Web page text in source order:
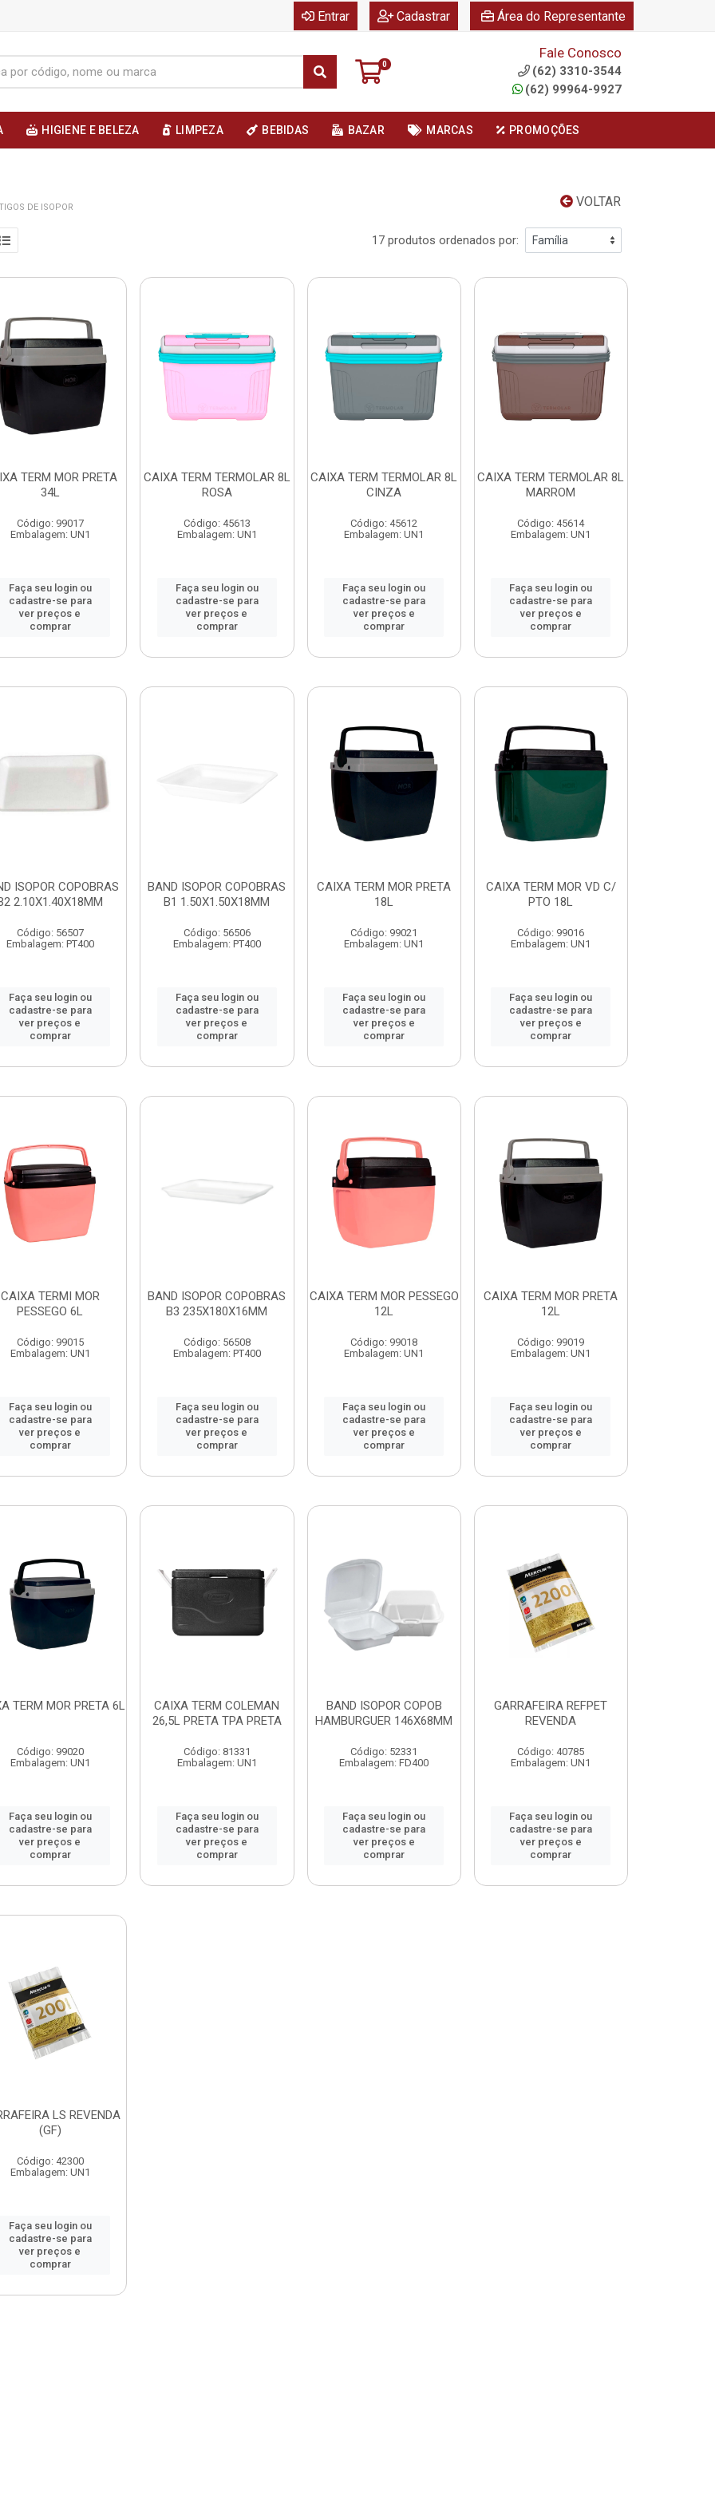
Entrar Cadastrar Área do Representante
0
Fale Conosco
(62) 3310-3544
(62) 99964-9927
HIGIENE E BELEZA LIMPEZA BEBIDAS BAZAR MARCAS PROMOÇÕES
VOLTAR
DE ISOPOR
17 produtos ordenados por:
TERM MOR PRETA
34L
Código: 99017
Embalagem: UN1
Faça seu login ou
cadastre-se para
ver preços e
comprar
CAIXA TERM TERMOLAR 8L
ROSA
Código: 45613
Embalagem: UN1
Faça seu login ou
cadastre-se para
ver preços e
comprar
CAIXA TERM TERMOLAR 8L
CINZA
Código: 45612
Embalagem: UN1
Faça seu login ou
cadastre-se para
ver preços e
comprar
CAIXA TERM TERMOLAR 8L
MARROM
Código: 45614
Embalagem: UN1
Faça seu login ou
cadastre-se para
ver preços e
comprar
ISOPOR COPOBRAS
2.10X1.40X18MM
Código: 56507
Embalagem: PT400
Faça seu login ou
cadastre-se para
ver preços e
comprar
BAND ISOPOR COPOBRAS
B1 1.50X1.50X18MM
Código: 56506
Embalagem: PT400
Faça seu login ou
cadastre-se para
ver preços e
comprar
CAIXA TERM MOR PRETA
18L
Código: 99021
Embalagem: UN1
Faça seu login ou
cadastre-se para
ver preços e
comprar
CAIXA TERM MOR VD C/
PTO 18L
Código: 99016
Embalagem: UN1
Faça seu login ou
cadastre-se para
ver preços e
comprar
CAIXA TERMI MOR
PESSEGO 6L
Código: 99015
Embalagem: UN1
Faça seu login ou
cadastre-se para
ver preços e
comprar
BAND ISOPOR COPOBRAS
B3 235X180X16MM
Código: 56508
Embalagem: PT400
Faça seu login ou
cadastre-se para
ver preços e
comprar
CAIXA TERM MOR PESSEGO
12L
Código: 99018
Embalagem: UN1
Faça seu login ou
cadastre-se para
ver preços e
comprar
CAIXA TERM MOR PRETA
12L
Código: 99019
Embalagem: UN1
Faça seu login ou
cadastre-se para
ver preços e
comprar
TERM MOR PRETA 6L
Código: 99020
Embalagem: UN1
Faça seu login ou
cadastre-se para
ver preços e
comprar
CAIXA TERM COLEMAN
26,5L PRETA TPA PRETA
Código: 81331
Embalagem: UN1
Faça seu login ou
cadastre-se para
ver preços e
comprar
BAND ISOPOR COPOB
HAMBURGUER 146X68MM
Código: 52331
Embalagem: FD400
Faça seu login ou
cadastre-se para
ver preços e
comprar
GARRAFEIRA REFPET
REVENDA
Código: 40785
Embalagem: UN1
Faça seu login ou
cadastre-se para
ver preços e
comprar
LS REVENDA
(GF)
Código: 42300
Embalagem: UN1
Faça seu login ou
cadastre-se para
ver preços e
comprar